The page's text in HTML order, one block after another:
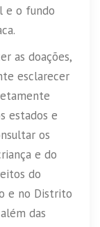
e o fundo
as doações,
esclarecer
estados e
os
e do
do
e no Distrito
das